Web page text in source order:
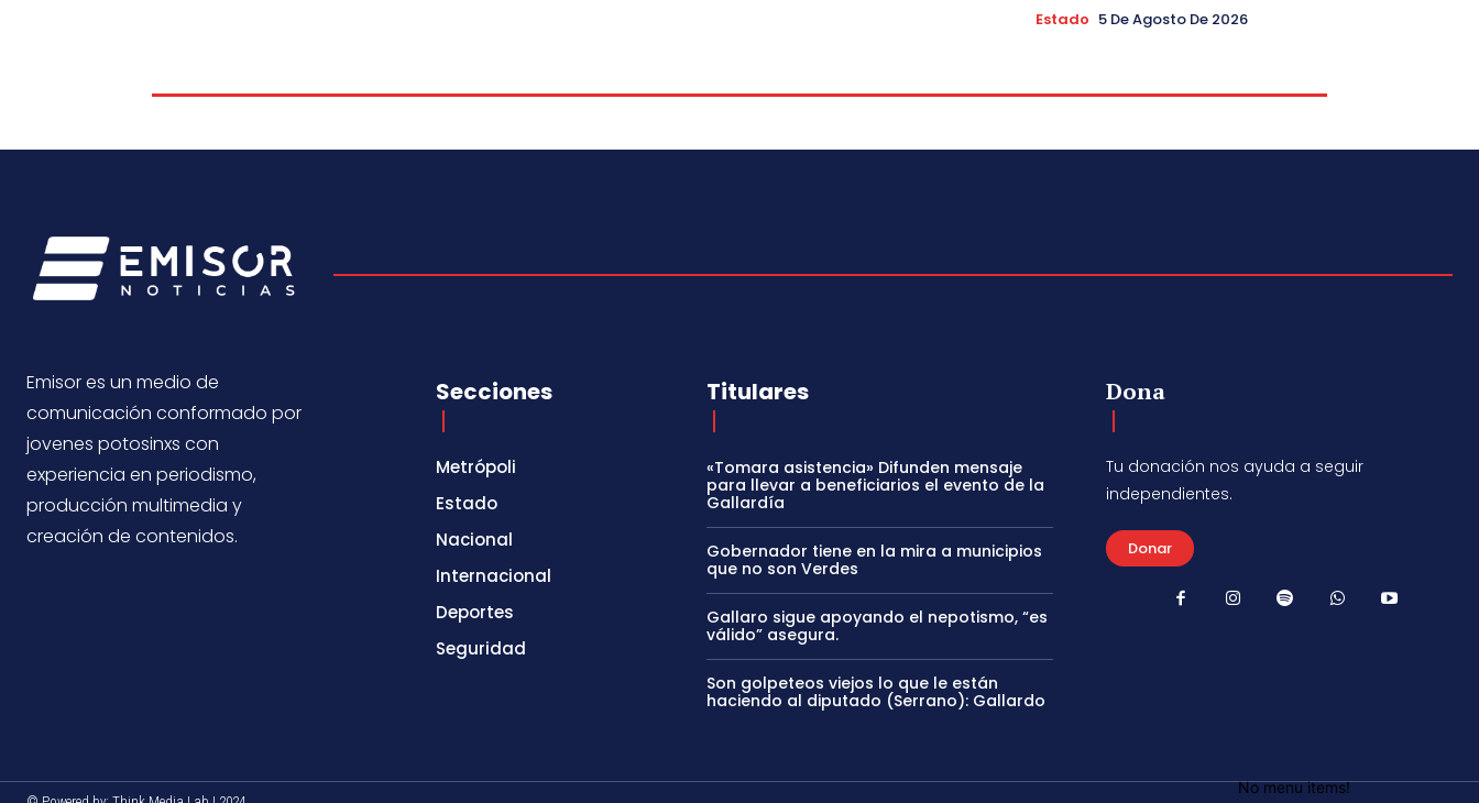
Estado 5 De Agosto De 2026
Emisor es un medio de
comunicación conformado por
jovenes potosinxs con
experiencia en periodismo,
producción multimedia y
creación de contenidos.
Secciones
Metrópoli
Estado
Nacional
Internacional
Deportes
Seguridad
Titulares
«Tomara asistencia» Difunden mensaje
para llevar a beneficiarios el evento de la
Gallardía
Gobernador tiene en la mira a municipios
que no son Verdes
Gallaro sigue apoyando el nepotismo, “es
válido” asegura.
Son golpeteos viejos lo que le están
haciendo al diputado (Serrano): Gallardo
Dona
Tu donación nos ayuda a seguir
independientes.
Donar
No menu items!